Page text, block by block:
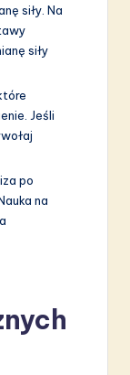
siły. Na
siły
Jeśli
po
na